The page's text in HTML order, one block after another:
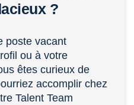
?
poste vacant
ou à votre
êtes curieux de
accomplir chez
Talent Team